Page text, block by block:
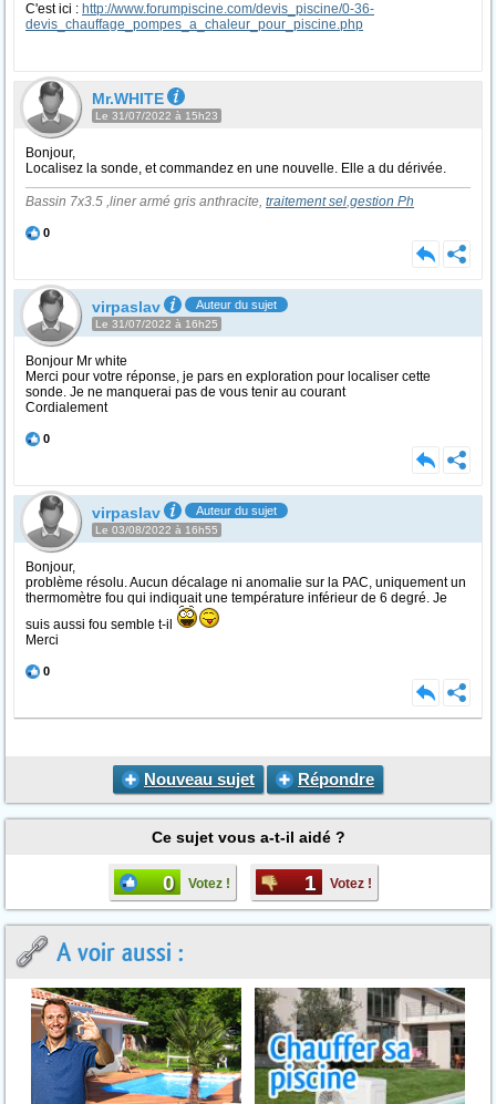
C'est ici : http://www.forumpiscine.com/devis_piscine/0-36-
devis_chauffage_pompes_a_chaleur_pour_piscine.php
Mr.WHITE
Le 31/07/2022 à 15h23
Bonjour,
Localisez la sonde, et commandez en une nouvelle. Elle a du dérivée.
Bassin 7x3.5 ,liner armé gris anthracite, traitement sel,gestion Ph
0
virpaslav Auteur du sujet
Le 31/07/2022 à 16h25
Bonjour Mr white
Merci pour votre réponse, je pars en exploration pour localiser cette
sonde. Je ne manquerai pas de vous tenir au courant
Cordialement
0
virpaslav Auteur du sujet
Le 03/08/2022 à 16h55
Bonjour,
problème résolu. Aucun décalage ni anomalie sur la PAC, uniquement un
thermomètre fou qui indiquait une température inférieur de 6 degré. Je
suis aussi fou semble t-il
Merci
0
Nouveau sujet Répondre
Ce sujet vous a-t-il aidé ?
0 Votez ! 1 Votez !
A voir aussi :